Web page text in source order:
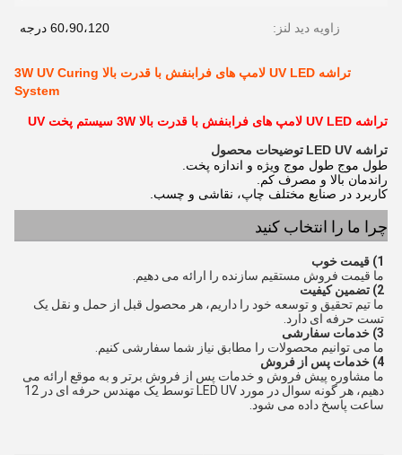
زاویه دید لنز: 60،90،120 درجه
تراشه UV LED لامپ های فرابنفش با قدرت بالا 3W UV Curing
System
تراشه UV LED لامپ های فرابنفش با قدرت بالا 3W سیستم پخت UV
تراشه LED UV
توضیحات محصول
طول موج طول موج ویژه و اندازه پخت.
راندمان بالا و مصرف کم.
کاربرد در صنایع مختلف چاپ، نقاشی و چسب.
چرا ما را انتخاب کنید
1) قیمت خوب
ما قیمت فروش مستقیم سازنده را ارائه می دهیم.
2) تضمین کیفیت
تست حرفه ای دارد.
3) خدمات سفارشی
ما می توانیم محصولات را مطابق نیاز شما سفارشی کنیم.
4) خدمات پس از فروش
ساعت پاسخ داده می شود.